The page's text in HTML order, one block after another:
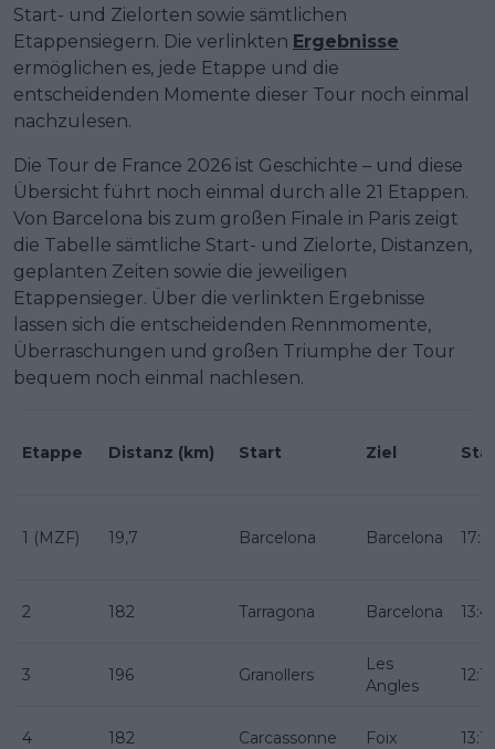
Start- und Zielorten sowie sämtlichen
Etappensiegern. Die verlinkten Ergebnisse
ermöglichen es, jede Etappe und die
entscheidenden Momente dieser Tour noch einmal
nachzulesen.
Die Tour de France 2026 ist Geschichte – und diese
Übersicht führt noch einmal durch alle 21 Etappen.
Von Barcelona bis zum großen Finale in Paris zeigt
die Tabelle sämtliche Start- und Zielorte, Distanzen,
geplanten Zeiten sowie die jeweiligen
Etappensieger. Über die verlinkten Ergebnisse
lassen sich die entscheidenden Rennmomente,
Überraschungen und großen Triumphe der Tour
bequem noch einmal nachlesen.
Etappe Distanz (km) Start Ziel
1 (MZF) 19,7 Barcelona Barcelona
2 182 Tarragona Barcelona
3 196 Granollers
Les
Angles
4 182 Carcassonne Foix